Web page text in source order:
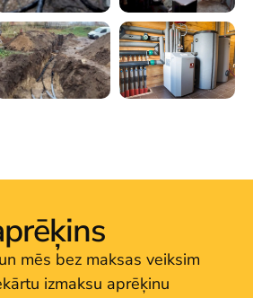
mēs bez maksas veiksim
izmaksu aprēķinu